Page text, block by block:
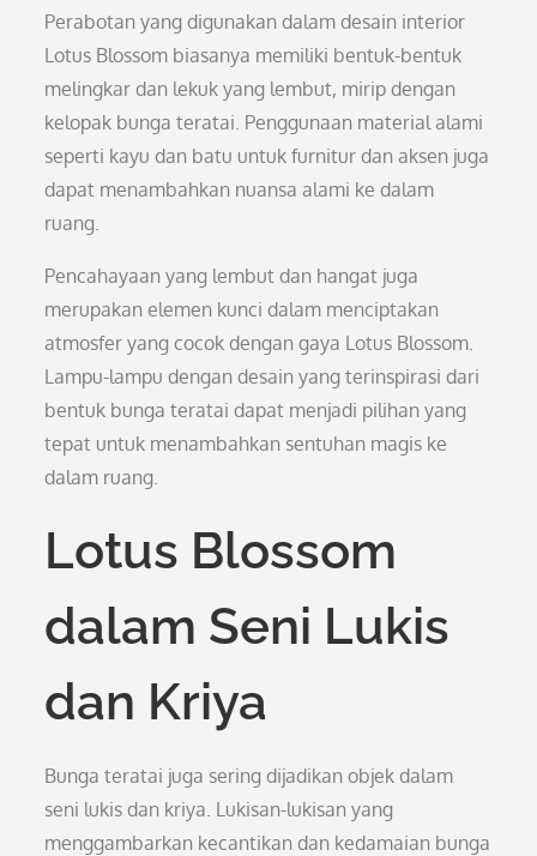
Perabotan yang digunakan dalam desain interior
Lotus Blossom biasanya memiliki bentuk-bentuk
melingkar dan lekuk yang lembut, mirip dengan
kelopak bunga teratai. Penggunaan material alami
seperti kayu dan batu untuk furnitur dan aksen juga
dapat menambahkan nuansa alami ke dalam
ruang.
Pencahayaan yang lembut dan hangat juga
merupakan elemen kunci dalam menciptakan
atmosfer yang cocok dengan gaya Lotus Blossom.
Lampu-lampu dengan desain yang terinspirasi dari
bentuk bunga teratai dapat menjadi pilihan yang
tepat untuk menambahkan sentuhan magis ke
dalam ruang.
Lotus Blossom
dalam Seni Lukis
dan Kriya
Bunga teratai juga sering dijadikan objek dalam
seni lukis dan kriya. Lukisan-lukisan yang
menggambarkan kecantikan dan kedamaian bunga